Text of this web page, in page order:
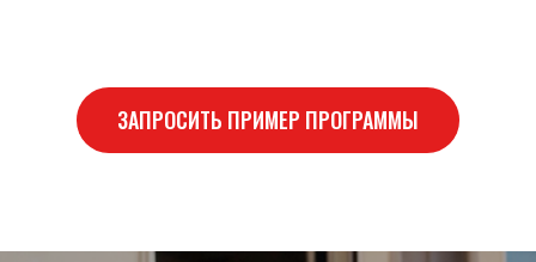
ЗАПРОСИТЬ ПРИМЕР ПРОГРАММЫ